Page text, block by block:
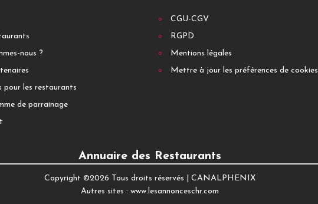
nous ?
pour les restaurants
de parrainage
CGU-CGV
RGPD
Mentions légales
Mettre à jour les préférences de cookies
Annuaire des Restaurants
Copyright ©2026 Tous droits réservés | CANALPHENIX
Autres sites : www.lesannonceschr.com